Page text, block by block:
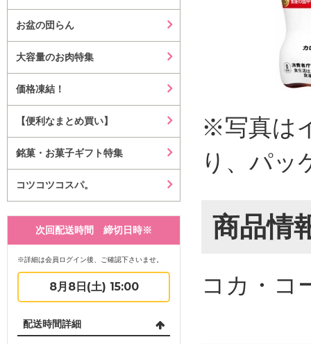
お盆の団らん
大容量のお肉特集
価格凍結！
【便利なまとめ買い】
銘菓・お菓子ギフト特集
コツコツコスパ。
次回配送時間 締切日時※
※詳細は会員ログイン後、ご確認下さいませ。
8月8日(土) 15:00
配送時間詳細
※写真は
り、パッ
商品情
コカ・コ